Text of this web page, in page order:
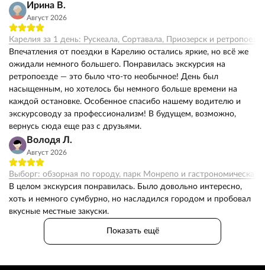
Ирина В.
Август 2026
Карелия за 1 день: Рускеала, Сортавала, Приозерск и ретропоезд
Впечатления от поездки в Карелию остались яркие, но всё же
ожидали немного большего. Понравилась экскурсия на
ретропоезде — это было что-то необычное! День был
насыщенным, но хотелось бы немного больше времени на
каждой остановке. Особенное спасибо нашему водителю и
экскурсоводу за профессионализм! В будущем, возможно,
вернусь сюда еще раз с друзьями.
Володя Л.
Август 2026
Выборг: обзорная по городу, парк Монрепо и гастрономическая
В целом экскурсия понравилась. Было довольно интересно,
хоть и немного сумбурно, но насладился городом и пробовал
вкусные местные закуски.
Показать ещё